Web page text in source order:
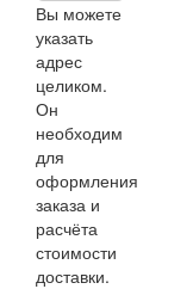
Вы можете
указать
адрес
целиком.
Он
необходим
для
оформления
заказа и
расчёта
стоимости
доставки.